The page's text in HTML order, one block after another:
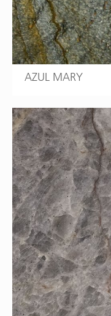
AZUL MARY